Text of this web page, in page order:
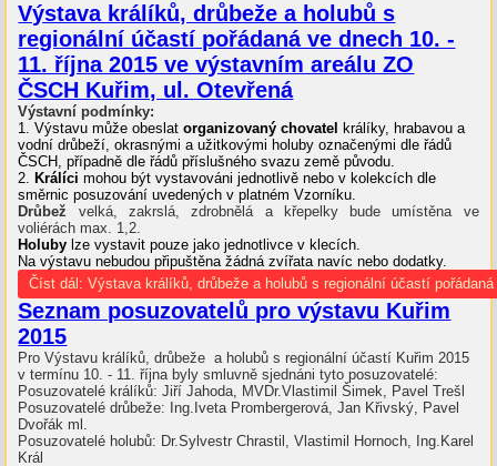
Výstava králíků, drůbeže a holubů s
regionální účastí pořádaná ve dnech 10. -
11. října 2015 ve výstavním areálu ZO
ČSCH Kuřim, ul. Otevřená
Výstavní podmínky:
1. Výstavu může obeslatorganizovaný chovatel
králíky, hrabavou a
vodní drůbeží, okrasnými a užitkovými holuby označenými dle řádů
ČSCH, případně dle řádů příslušného svazu země původu.
2. Králíci mohou být vystavováni jednotlivě nebo v kolekcích dle
směrnic posuzování uvedených v platném Vzorníku.
Drůbež velká, zakrslá, zdrobnělá a křepelky bude umístěna ve
voliérách max. 1,2.
Holuby lze vystavit pouze jako jednotlivce v klecích.
Na výstavu nebudou připuštěna žádná zvířata navíc nebo dodatky.
Číst dál: Výstava králíků, drůbeže a holubů s regionální účastí
Seznam posuzovatelů pro výstavu Kuřim
2015
Pro Výstavu králíků, drůbeže a holubů s regionální účastí Kuřim 2015
v termínu 10. - 11. října byly smluvně sjednáni tyto posuzovatelé:
Posuzovatelé králíků: Jiří Jahoda, MVDr.Vlastimil Šimek, Pavel Trešl
Posuzovatelé drůbeže: Ing.Iveta Prombergerová, Jan Křivský, Pavel
Dvořák ml.
Posuzovatelé holubů: Dr.Sylvestr Chrastil, Vlastimil Hornoch, Ing.Karel
Král